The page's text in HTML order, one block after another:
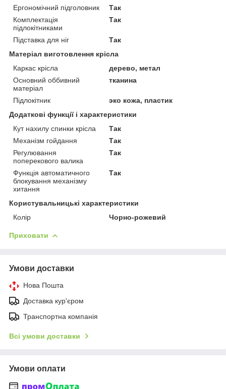
Ергономічний підголовник
Так
Комплектація
підлокітниками
Так
Підставка для ніг
Так
Матеріал виготовлення крісла
Каркас крісла
дерево, метал
Основний оббивний
матеріал
тканина
Підлокітник
эко кожа, пластик
Додаткові функції і характеристики
Кут нахилу спинки крісла
Так
Механізм гойдання
Так
Регулювання
поперекового валика
Так
Функція автоматичного
блокування механізму
хитання
Так
Користувальницькі характеристики
Колір
Чорно-рожевий
Приховати
Умови доставки
Нова Пошта
Доставка кур'єром
Транспортна компанія
Всі умови доставки
Умови оплати